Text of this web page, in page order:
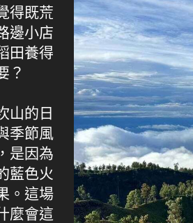
得既荒
邊小店
田養得
？
山的日
季節風
是因為
藍色火
。這場
麼會這